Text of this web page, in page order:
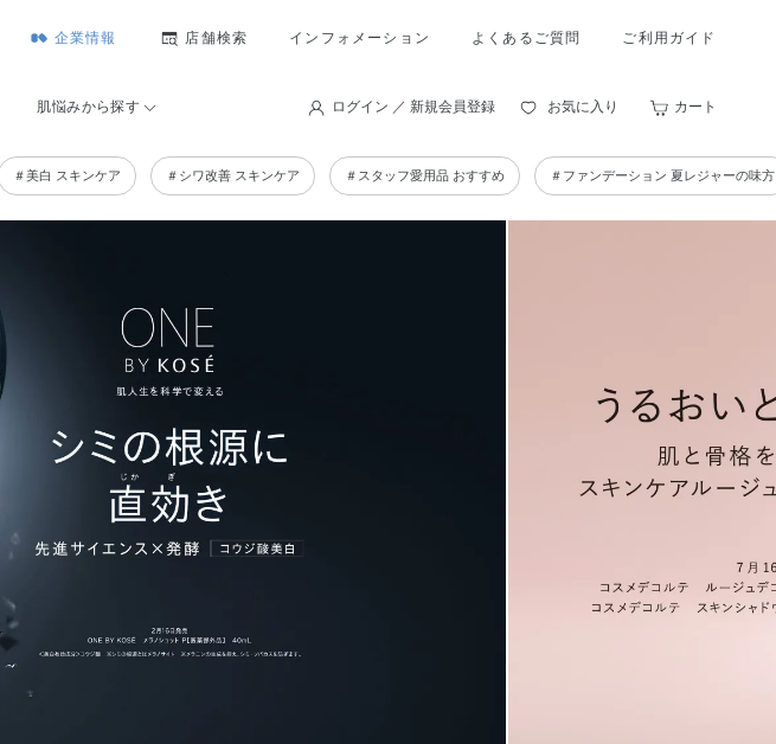
企業情報 店舗検索 インフォメーション よくあるご質問 ご利用ガイド
肌悩みから探す ログイン ／ 新規会員登録 お気に入り カート
＃美白 スキンケア ＃シワ改善 スキンケア ＃スタッフ愛用品 おすすめ ＃ファンデーション 夏レジャーの味方